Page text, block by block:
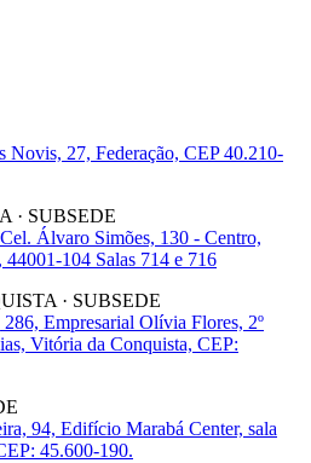
Novis, 27, Federação, CEP 40.210-
· SUBSEDE
Álvaro Simões, 130 - Centro,
104 Salas 714 e 716
· SUBSEDE
Empresarial Olívia Flores, 2º
Vitória da Conquista, CEP:
94, Edifício Marabá Center, sala
45.600-190.